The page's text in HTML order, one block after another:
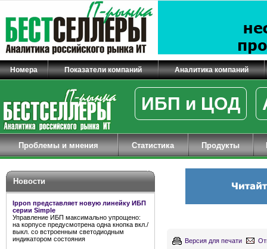
Номера Показатели компаний Аналитика компаний
ИБП и ЦОД
Проблемы и мнения Статистика Продукты
Новости
Ippon представляет новую линейку ИБП
серии Simple
Управление ИБП максимально упрощено:
на корпусе предусмотрена одна кнопка вкл./
выкл. со встроенным светодиодным
индикатором состояния
Версия для печати